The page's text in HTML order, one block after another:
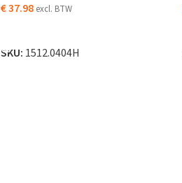
€37.98 excl. BTW
SKU: 1512.0404H